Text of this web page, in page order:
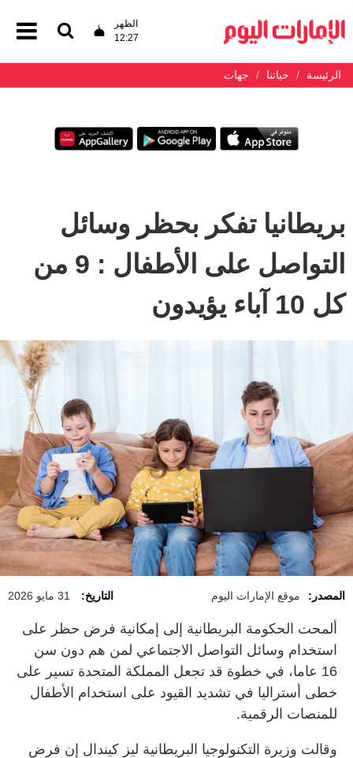
الظهر
12:27
الرئيسة حياتنا جهات
بريطانيا تفكر بحظر وسائل
التواصل على الأطفال : 9 من
كل 10 آباء يؤيدون
المصدر: موقع الإمارات اليوم التاريخ: 31 مايو 2026
ألمحت الحكومة البريطانية إلى إمكانية فرض حظر على
استخدام وسائل التواصل الاجتماعي لمن هم دون سن
16 عاما، في خطوة قد تجعل المملكة المتحدة تسير على
خطى أستراليا في تشديد القيود على استخدام الأطفال
للمنصات الرقمية.
وقالت وزيرة التكنولوجيا البريطانية ليز كيندال إن فرض